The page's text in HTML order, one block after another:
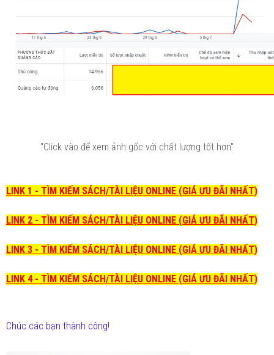
"Click vào để xem ảnh gốc với chất lượng tốt hơn"
LINK 1 - TÌM KIẾM SÁCH/TÀI LIỆU ONLINE (GIÁ ƯU ĐÃI NHẤT)
LINK 2 - TÌM KIẾM SÁCH/TÀI LIỆU ONLINE (GIÁ ƯU ĐÃI NHẤT)
LINK 3 - TÌM KIẾM SÁCH/TÀI LIỆU ONLINE (GIÁ ƯU ĐÃI NHẤT)
LINK 4 - TÌM KIẾM SÁCH/TÀI LIỆU ONLINE (GIÁ ƯU ĐÃI NHẤT)
Chúc các bạn thành công!